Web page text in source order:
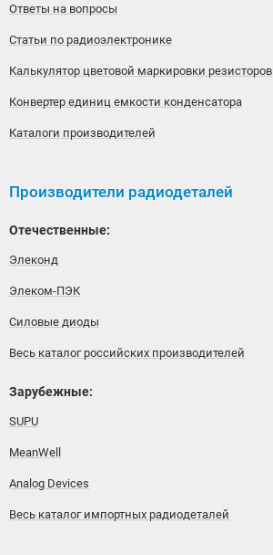
Ответы на вопросы
Статьи по радиоэлектронике
Калькулятор цветовой маркировки резисторов
Конвертер единиц емкости конденсатора
Каталоги производителей
Производители радиодеталей
Отечественные:
Элеконд
Элеком-ПЭК
Силовые диоды
Весь каталог российских производителей
Зарубежные:
SUPU
MeanWell
Analog Devices
Весь каталог импортных радиодеталей